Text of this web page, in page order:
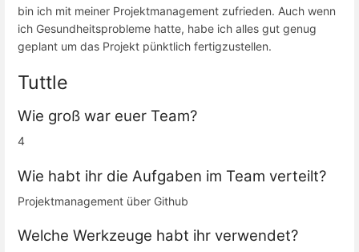
bin ich mit meiner Projektmanagement zufrieden. Auch wenn
ich Gesundheitsprobleme hatte, habe ich alles gut genug
geplant um das Projekt pünktlich fertigzustellen.
Tuttle
Wie groß war euer Team?
4
Wie habt ihr die Aufgaben im Team verteilt?
Projektmanagement über Github
Welche Werkzeuge habt ihr verwendet?